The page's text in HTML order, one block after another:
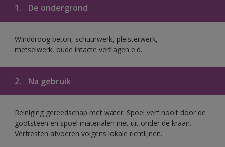
1. De ondergrond
Winddroog beton, schuurwerk, pleisterwerk,
metselwerk, oude intacte verflagen e.d.
2. Na gebruik
Reiniging gereedschap met water. Spoel verf nooit door de
gootsteen en spoel materialen niet uit onder de kraan.
Verfresten afvoeren volgens lokale richtlijnen.